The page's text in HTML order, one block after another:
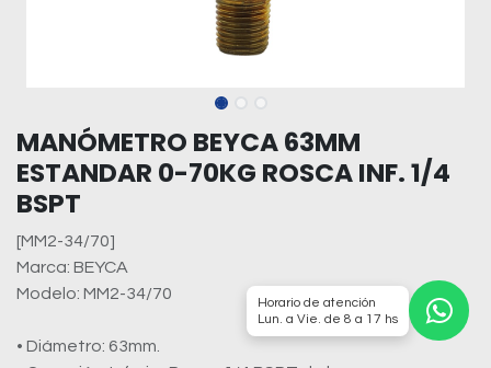
MANÓMETRO BEYCA 63MM
ESTANDAR 0-70KG ROSCA INF. 1/4
BSPT
[MM2-34/70]
Marca: BEYCA
Modelo: MM2-34/70
• Diámetro: 63mm.
Horario de atención
Lun. a Vie. de 8 a 17 hs